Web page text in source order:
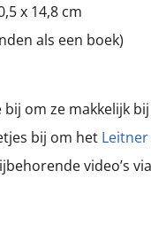
x 14,8 cm
als een boek)
om ze makkelijk
bij om het
video’s